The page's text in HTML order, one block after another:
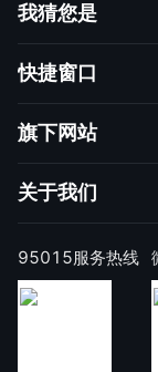
我猜您是
客户
合作伙伴
求职者
快捷窗口
如何购买
产品注册与激活
样本上报
奇安信天守安全
旗下网站
网神
技术研究院
关于我们
公司简介
公司新闻
95015服务热线